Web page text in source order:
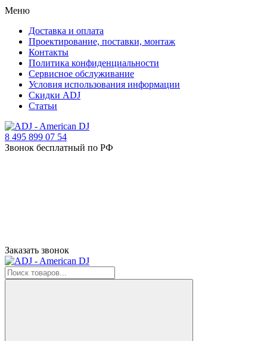
Меню
Доставка и оплата
Проектирование, поставки, монтаж
Контакты
Политика конфиденциальности
Сервисное обслуживание
Условия использования информации
Скидки ADJ
Статьи
8 495 899 07 54
Звонок бесплатный по РФ
Заказать звонок